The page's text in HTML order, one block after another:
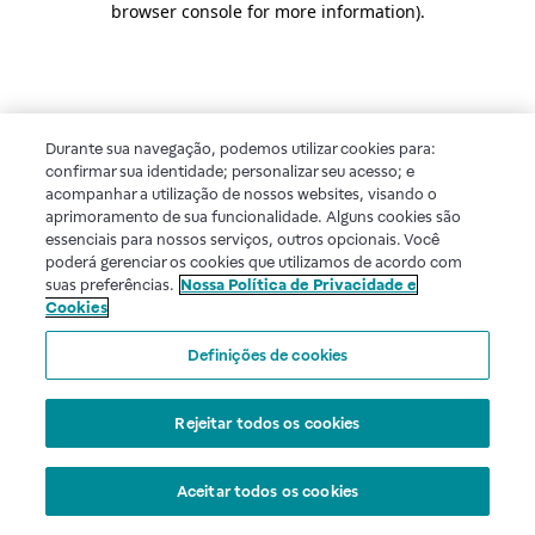
browser console for more information).
Durante sua navegação, podemos utilizar cookies para:
confirmar sua identidade; personalizar seu acesso; e
acompanhar a utilização de nossos websites, visando o
aprimoramento de sua funcionalidade. Alguns cookies são
essenciais para nossos serviços, outros opcionais. Você
poderá gerenciar os cookies que utilizamos de acordo com
suas preferências. Nossa Política de Privacidade e
Cookies
Definições de cookies
Rejeitar todos os cookies
Aceitar todos os cookies